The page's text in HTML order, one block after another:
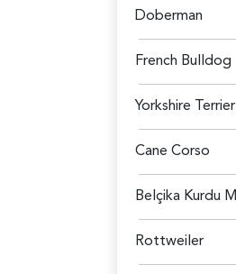
Doberman
French Bulldog
Yorkshire Terrier
Cane Corso
Rottweiler